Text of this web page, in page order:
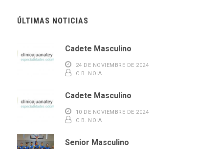
ÚLTIMAS NOTICIAS
Cadete Masculino
24 DE NOVIEMBRE DE 2024
C.B. NOIA
Cadete Masculino
10 DE NOVIEMBRE DE 2024
C.B. NOIA
Senior Masculino